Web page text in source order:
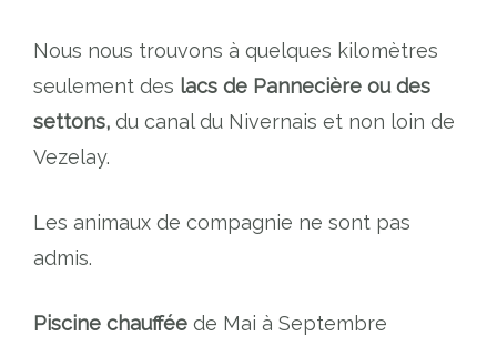
Nous nous trouvons à quelques kilomètres
seulement des lacs de Pannecière ou des
settons, du canal du Nivernais et non loin de
Vezelay.
Les animaux de compagnie ne sont pas
admis.
Piscine chauffée de Mai à Septembre